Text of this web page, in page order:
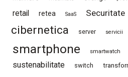
retail retea SaaS Securitate
cibernetica
server servicii
smartphone smartwatch
sustenabilitate switch